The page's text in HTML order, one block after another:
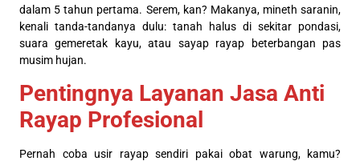
dalam 5 tahun pertama. Serem, kan? Makanya, mineth saranin,
kenali tanda-tandanya dulu: tanah halus di sekitar pondasi,
suara gemeretak kayu, atau sayap rayap beterbangan pas
musim hujan.
Pentingnya Layanan Jasa Anti
Rayap Profesional
Pernah coba usir rayap sendiri pakai obat warung, kamu?